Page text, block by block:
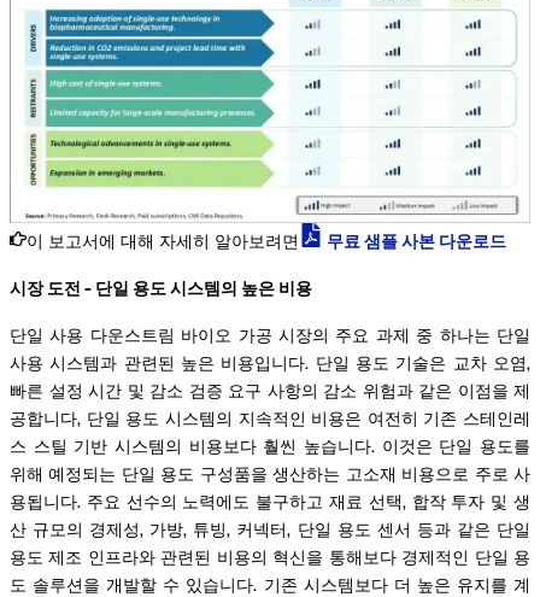
이 보고서에 대해 자세히 알아보려면 무료 샘플 사본 다운로드
시장 도전 - 단일 용도 시스템의 높은 비용
단일 사용 다운스트림 바이오 가공 시장의 주요 과제 중 하나는 단일
사용 시스템과 관련된 높은 비용입니다. 단일 용도 기술은 교차 오염,
빠른 설정 시간 및 감소 검증 요구 사항의 감소 위험과 같은 이점을 제
공합니다, 단일 용도 시스템의 지속적인 비용은 여전히 기존 스테인레
스 스틸 기반 시스템의 비용보다 훨씬 높습니다. 이것은 단일 용도를
위해 예정되는 단일 용도 구성품을 생산하는 고소재 비용으로 주로 사
용됩니다. 주요 선수의 노력에도 불구하고 재료 선택, 합작 투자 및 생
산 규모의 경제성, 가방, 튜빙, 커넥터, 단일 용도 센서 등과 같은 단일
용도 제조 인프라와 관련된 비용의 혁신을 통해보다 경제적인 단일 용
도 솔루션을 개발할 수 있습니다. 기존 시스템보다 더 높은 유지를 계